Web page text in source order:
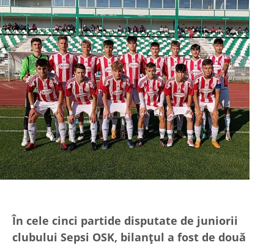
În cele cinci partide disputate de juniorii
clubului Sepsi OSK, bilanțul a fost de două